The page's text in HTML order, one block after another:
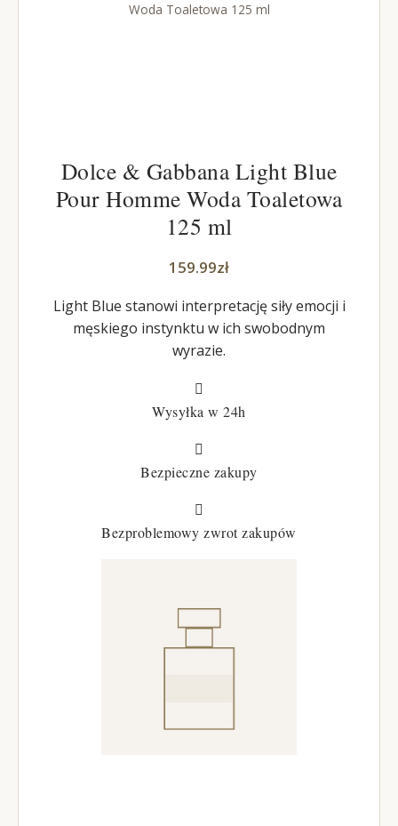
Woda Toaletowa 125 ml
Dolce & Gabbana Light Blue
Pour Homme Woda Toaletowa
125 ml
159.99zł
Light Blue stanowi interpretację siły emocji i
męskiego instynktu w ich swobodnym
wyrazie.

Wysyłka w 24h

Bezpieczne zakupy

Bezproblemowy zwrot zakupów